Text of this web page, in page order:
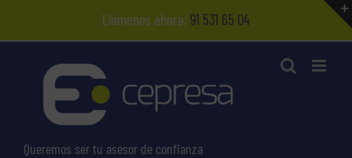
contenido
Llámenos ahora: 91 531 65 04
Queremos ser tu asesor de confianza